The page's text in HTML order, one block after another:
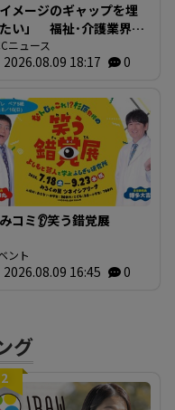
イメージのギャップを埋
い」 福祉･介護業界と
者つなぐ 福祉の就職
フェア 広島
ニュース
2026.08.09 18:17 0
コミ👂笑う錯覚展
ント
2026.08.09 16:45 0
グ
2